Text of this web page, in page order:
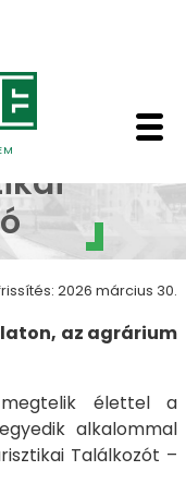
2026 március 30.
az agrárium
élettel a
alkalommal
Találkozót –